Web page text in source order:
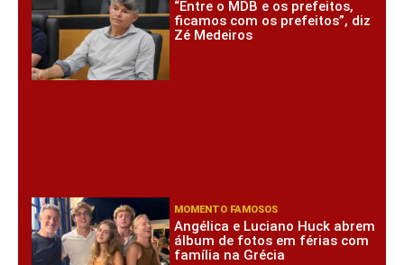
“Entre o MDB e os prefeitos,
ficamos com os prefeitos”, diz
Zé Medeiros
MOMENTO FAMOSOS
Angélica e Luciano Huck abrem
álbum de fotos em férias com
família na Grécia